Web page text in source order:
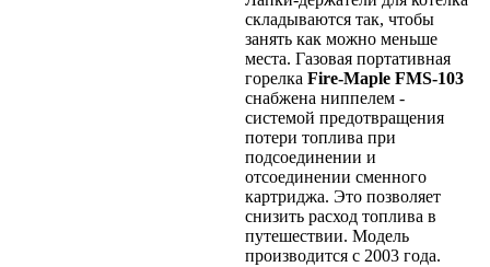
складываются так, чтобы
занять как можно меньше
места. Газовая портативная
горелка Fire-Maple FMS-103
снабжена ниппелем -
системой предотвращения
потери топлива при
подсоединении и
отсоединении сменного
картриджа. Это позволяет
снизить расход топлива в
путешествии. Модель
производится с 2003 года.